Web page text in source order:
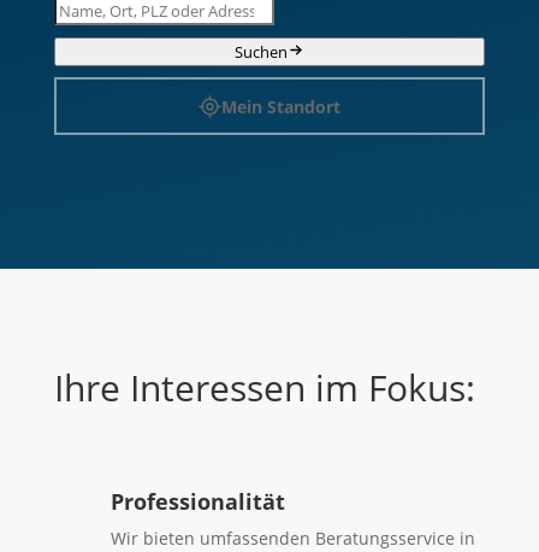
Suchen
Mein Standort
Ihre Interessen im Fokus:
Professionalität
Wir bieten umfassenden Beratungsservice in